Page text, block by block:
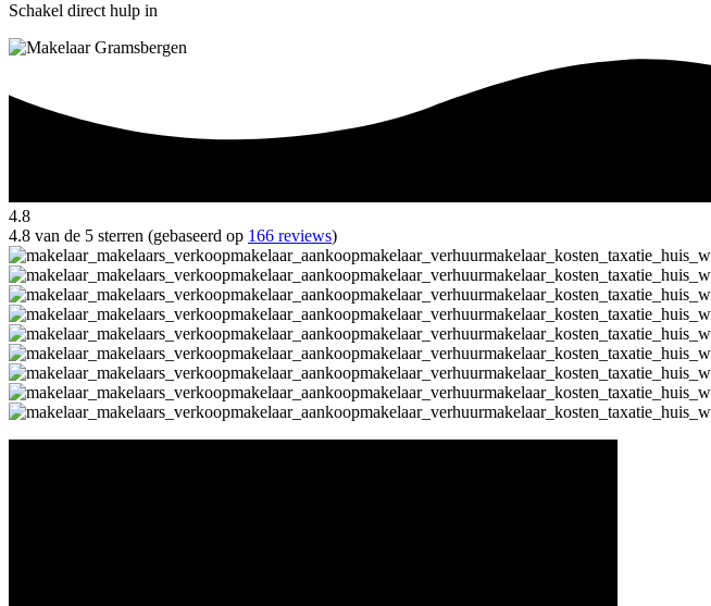
Schakel direct hulp in
4.8
4.8 van de 5 sterren (gebaseerd op 166 reviews)